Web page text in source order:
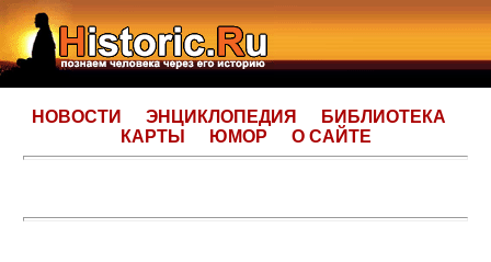
НОВОСТИ ЭНЦИКЛОПЕДИЯ
БИБЛИОТЕКА
КАРТЫ
ЮМОР О САЙТЕ